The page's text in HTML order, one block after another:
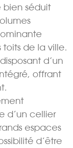
bien séduit
de la ville.
d’un
offrant
d’un cellier
espaces
d’être